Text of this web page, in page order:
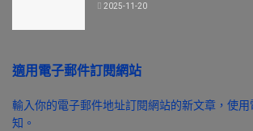
2025-11-20
適用電子郵件訂閱網站
輸入你的電子郵件地址訂閱網站的新文章，使
知。